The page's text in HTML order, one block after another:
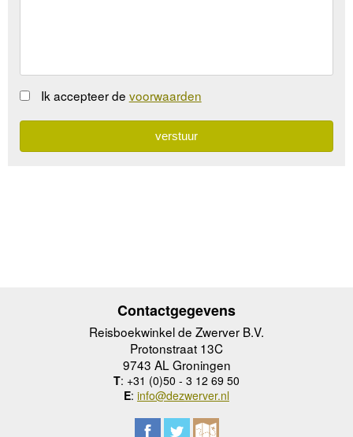
Ik accepteer de voorwaarden
Contactgegevens
Reisboekwinkel de Zwerver B.V.
Protonstraat 13C
9743 AL Groningen
T: +31 (0)50 - 3 12 69 50
E: info@dezwerver.nl